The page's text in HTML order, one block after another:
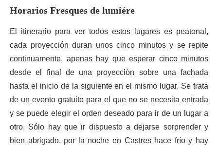
Horarios Fresques de lumiére
El itinerario para ver todos estos lugares es peatonal,
cada proyección duran unos cinco minutos y se repite
continuamente, apenas hay que esperar cinco minutos
desde el final de una proyección sobre una fachada
hasta el inicio de la siguiente en el mismo lugar. Se trata
de un evento gratuito para el que no se necesita entrada
y se puede elegir el orden deseado para ir de un lugar a
otro. Sólo hay que ir dispuesto a dejarse sorprender y
bien abrigado, por la noche en Castres hace frío y hay